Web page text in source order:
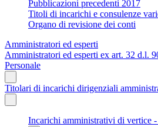
Pubblicazioni precedenti 2017
Titoli di incarichi e consulenze
Organo di revisione dei conti
Amministratori ed esperti
Amministratori ed esperti ex art. 32 d.l.
Personale
Titolari di incarichi dirigenziali
Incarichi amministrativi di vertice